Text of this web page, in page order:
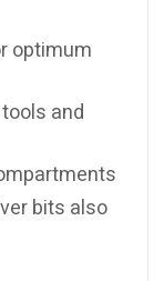
optimum
and
bits also